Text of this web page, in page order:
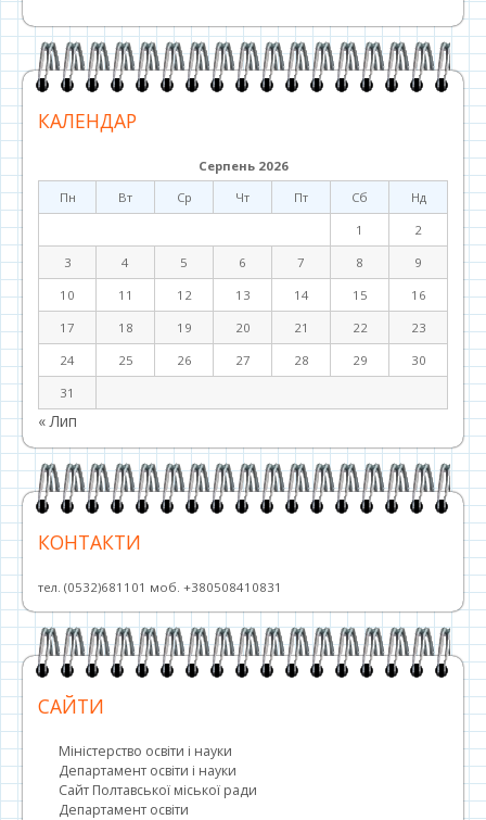
КАЛЕНДАР
Серпень 2026
Пн
Вт Ср Чт Пт Сб
Нд
1
2
3
4 5 6 7 8
9
10
11 12 13 14 15
16
17
18 19 20 21 22
23
24
25 26 27 28 29
30
31
« Лип
КОНТАКТИ
тел. (0532)681101 моб. +380508410831
САЙТИ
Міністерство освіти і науки
Департамент освіти і науки
Сайт Полтавської міської ради
Департамент освіти